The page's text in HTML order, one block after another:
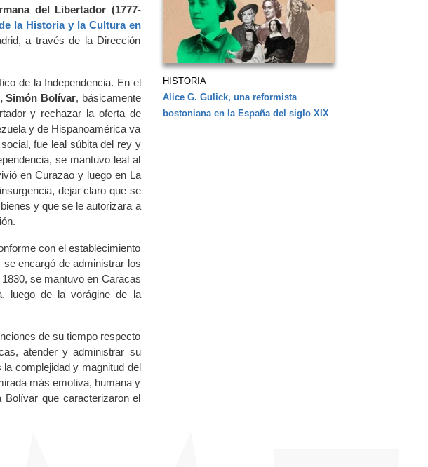
del Libertador (1777-
la Historia y la Cultura en
a través de la Dirección
de la Independencia. En el
Simón Bolívar, básicamente
y rechazar la oferta de
y de Hispanoamérica va
fue leal súbita del rey y
se mantuvo leal al
en Curazao y luego en La
dejar claro que se
y que se le autorizara a
con el establecimiento
encargó de administrar los
se mantuvo en Caracas
luego de la vorágine de la
de su tiempo respecto
atender y administrar su
complejidad y magnitud del
más emotiva, humana y
que caracterizaron el
HISTORIA
Alice G. Gulick, una reformista
bostoniana en la España del siglo XIX